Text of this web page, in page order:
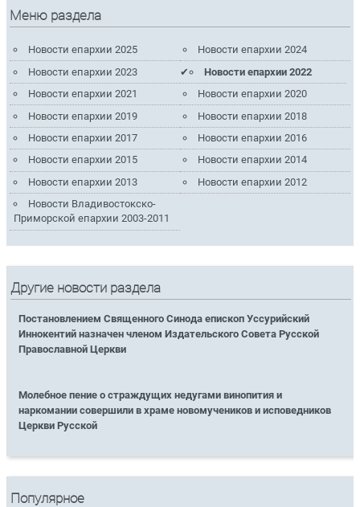
Меню раздела
Новости епархии 2025
Новости епархии 2024
Новости епархии 2023
Новости епархии 2022
Новости епархии 2021
Новости епархии 2020
Новости епархии 2019
Новости епархии 2018
Новости епархии 2017
Новости епархии 2016
Новости епархии 2015
Новости епархии 2014
Новости епархии 2013
Новости епархии 2012
Новости Владивостокско-
Приморской епархии 2003-2011
Другие новости раздела
Постановлением Священного Синода епископ Уссурийский
Иннокентий назначен членом Издательского Совета Русской
Православной Церкви
Молебное пение о страждущих недугами винопития и
наркомании совершили в храме новомучеников и исповедников
Церкви Русской
Популярное